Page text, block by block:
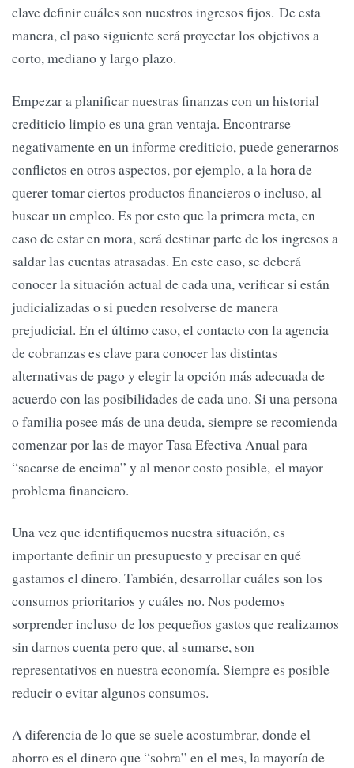
clave definir cuáles son nuestros ingresos fijos. De esta
manera, el paso siguiente será proyectar los objetivos a
corto, mediano y largo plazo.
Empezar a planificar nuestras finanzas con un historial
crediticio limpio es una gran ventaja. Encontrarse
negativamente en un informe crediticio, puede generarnos
conflictos en otros aspectos, por ejemplo, a la hora de
querer tomar ciertos productos financieros o incluso, al
buscar un empleo. Es por esto que la primera meta, en
caso de estar en mora, será destinar parte de los ingresos a
saldar las cuentas atrasadas. En este caso, se deberá
conocer la situación actual de cada una, verificar si están
judicializadas o si pueden resolverse de manera
prejudicial. En el último caso, el contacto con la agencia
de cobranzas es clave para conocer las distintas
alternativas de pago y elegir la opción más adecuada de
acuerdo con las posibilidades de cada uno. Si una persona
o familia posee más de una deuda, siempre se recomienda
comenzar por las de mayor Tasa Efectiva Anual para
“sacarse de encima” y al menor costo posible, el mayor
problema financiero.
Una vez que identifiquemos nuestra situación, es
importante definir un presupuesto y precisar en qué
gastamos el dinero. También, desarrollar cuáles son los
consumos prioritarios y cuáles no. Nos podemos
sorprender incluso de los pequeños gastos que realizamos
sin darnos cuenta pero que, al sumarse, son
representativos en nuestra economía. Siempre es posible
reducir o evitar algunos consumos.
A diferencia de lo que se suele acostumbrar, donde el
ahorro es el dinero que “sobra” en el mes, la mayoría de